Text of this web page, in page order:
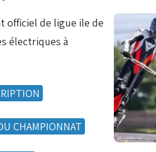
officiel de ligue ile de
électriques à
CHAMPIONNAT